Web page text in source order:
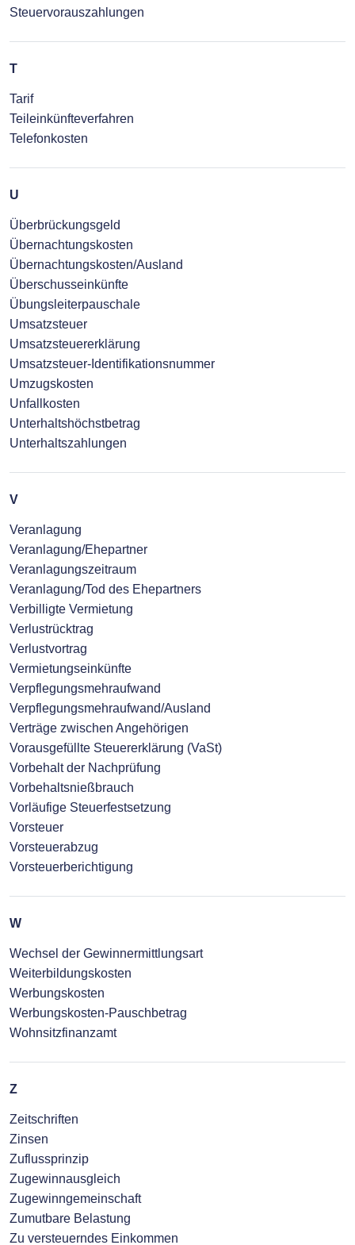
Steuervorauszahlungen
T
Tarif
Teileinkünfteverfahren
Telefonkosten
U
Überbrückungsgeld
Übernachtungskosten
Übernachtungskosten/Ausland
Überschusseinkünfte
Übungsleiterpauschale
Umsatzsteuer
Umsatzsteuererklärung
Umsatzsteuer-Identifikationsnummer
Umzugskosten
Unfallkosten
Unterhaltshöchstbetrag
Unterhaltszahlungen
V
Veranlagung
Veranlagung/Ehepartner
Veranlagungszeitraum
Veranlagung/Tod des Ehepartners
Verbilligte Vermietung
Verlustrücktrag
Verlustvortrag
Vermietungseinkünfte
Verpflegungsmehraufwand
Verpflegungsmehraufwand/Ausland
Verträge zwischen Angehörigen
Vorausgefüllte Steuererklärung (VaSt)
Vorbehalt der Nachprüfung
Vorbehaltsnießbrauch
Vorläufige Steuerfestsetzung
Vorsteuer
Vorsteuerabzug
Vorsteuerberichtigung
W
Wechsel der Gewinnermittlungsart
Weiterbildungskosten
Werbungskosten
Werbungskosten-Pauschbetrag
Wohnsitzfinanzamt
Z
Zeitschriften
Zinsen
Zuflussprinzip
Zugewinnausgleich
Zugewinngemeinschaft
Zumutbare Belastung
Zu versteuerndes Einkommen